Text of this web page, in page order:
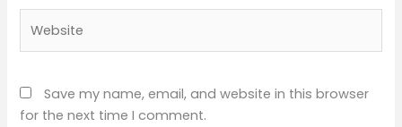
Save my name, email, and website in this browser
for the next time I comment.